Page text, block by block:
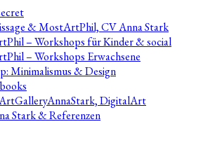
& MostArtPhil, CV Anna Stark
– Workshops für Kinder & social
– Workshops Erwachsene
Minimalismus & Design
ArtGalleryAnnaStark, DigitalArt
Stark & Referenzen